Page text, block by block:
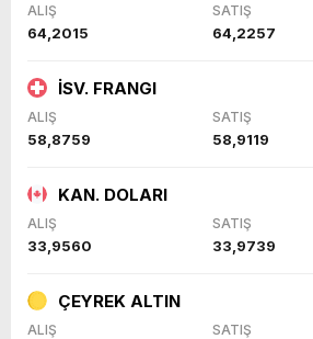
ALIŞ SATIŞ
64,2015 64,2257
İSV. FRANGI
ALIŞ SATIŞ
58,8759 58,9119
KAN. DOLARI
ALIŞ SATIŞ
33,9560 33,9739
ÇEYREK ALTIN
ALIŞ SATIŞ